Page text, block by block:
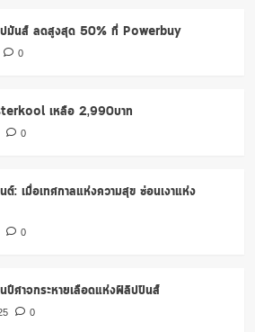
นส์ ลดสูงสุด 50% ที่ Powerbuy
0
เหลือ 2,990บาท
0
: เมื่อเทศกาลแห่งความสุข ซ่อนเงาแห่ง
0
ศาจกระหายเลือดแห่งฟิลิปปินส์
0